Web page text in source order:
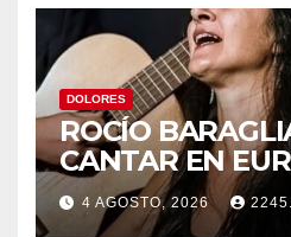
DOLORES
ROCÍO
CANTAR EN
4 AGOSTO, 2026